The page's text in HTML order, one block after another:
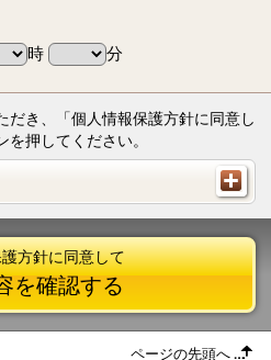
時 分
だき、「個人情報保護方針に同意し
押してください。
方針に同意して
を確認する
ページの先頭へ